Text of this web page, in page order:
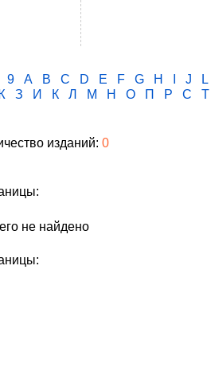
9 A B C D E F G H J
L
З И К Л М Н О П Р С Т
изданий: 0
не найдено